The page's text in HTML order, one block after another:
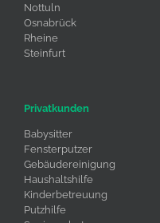
Nottuln
Osnabrück
Rheine
Steinfurt
Privatkunden
Babysitter
Fensterputzer
Gebäudereinigung
Haushaltshilfe
Kinderbetreuung
Putzhilfe